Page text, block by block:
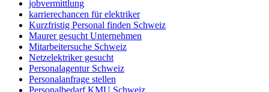
jobvermittlung
karrierechancen für elektriker
Kurzfristig Personal finden Schweiz
Maurer gesucht Unternehmen
Mitarbeitersuche Schweiz
Netzelektriker gesucht
Personalagentur Schweiz
Personalanfrage stellen
Personalbedarf KMU Schweiz